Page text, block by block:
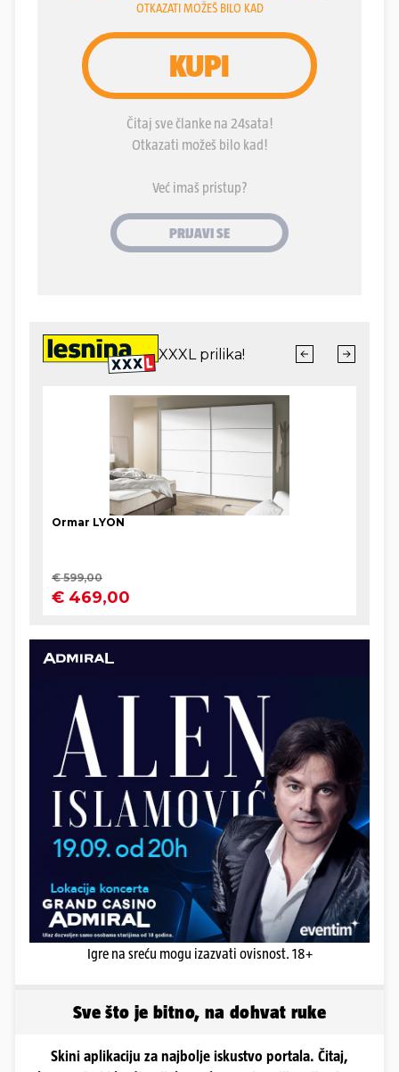
Igre na sreću mogu izazvati ovisnost. 18+
Sve što je bitno, na dohvat ruke
Skini aplikaciju za najbolje iskustvo portala. Čitaj,